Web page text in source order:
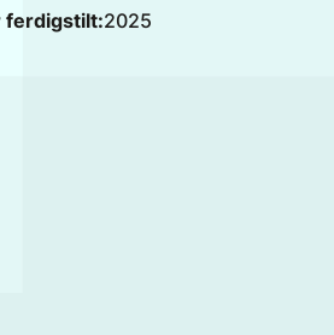
ferdigstilt:2025